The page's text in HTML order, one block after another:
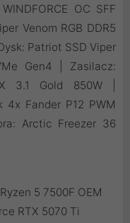
OC SFF
Venom RGB DDR5
Patriot SSD Viper
Gen4 | Zasilacz:
3.1 Gold 850W |
4x Fander P12 PWM
Arctic Freezer 36
5 7500F OEM
RTX 5070 Ti